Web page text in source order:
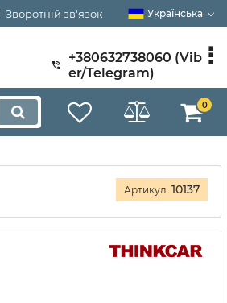
Зворотній зв'язок Українська
+380632738060 (Vib
er/Telegram)
0
Артикул: 10137